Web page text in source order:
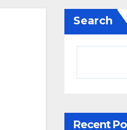
Search
Recent